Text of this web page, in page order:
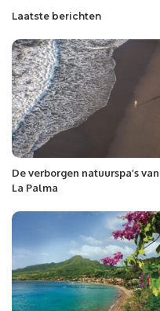
Laatste berichten
De verborgen natuurspa’s van
La Palma